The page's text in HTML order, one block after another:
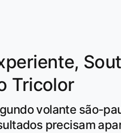
Tricolor
volante são-
precisam